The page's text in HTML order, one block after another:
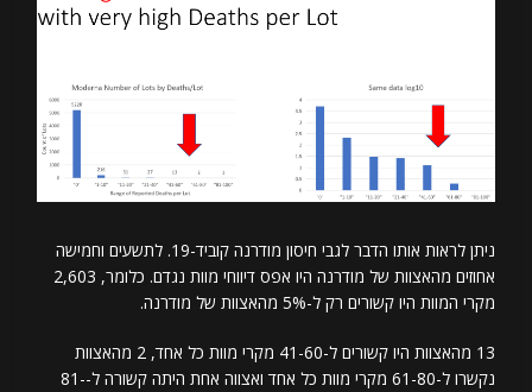
ניתן לראות אותו הדבר לגבי חיסון מודרנה קוביד-19. לתשעים וחמישה
אחוזים מהאצוות של מודרנה היו אפס דיווחי מוות נגדם. כלומר, 2,603
מקרי המוות היו קשורים רק ל-5% מהאצוות של מודרנה.
13 מהאצוות היו קשורים ל-41-60 מקרי מוות כל אחד, 2 מהאצוות
נקשרו ל-61-80 מקרי מוות כל אחד ואצווה אחת היתה קשורה ל-81-